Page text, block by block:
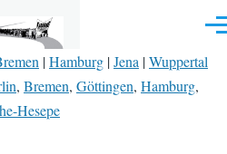
|Hamburg |Jena |Wuppertal
, Bremen, Göttingen, Hamburg,
Hesepe